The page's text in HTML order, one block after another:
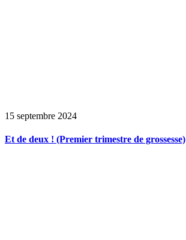
15 septembre 2024
Et de deux ! (Premier trimestre de grossesse)